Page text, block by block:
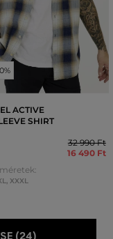
ACTIVE
SHIRT
32 990 Ft
16 490 Ft
, XXXL
(24)